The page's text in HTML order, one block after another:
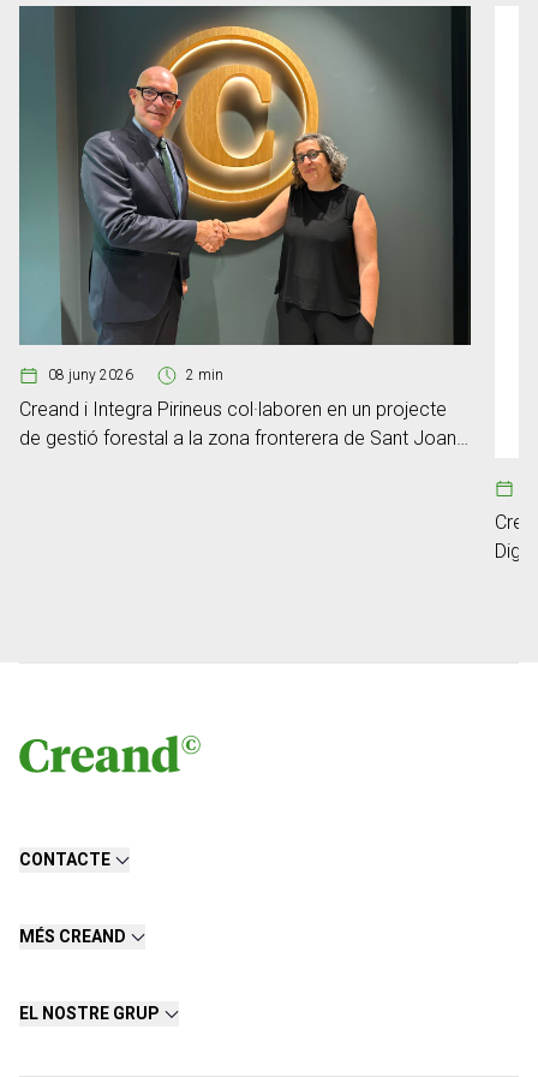
08 juny 2026 2 min
Creand i Integra Pirineus col·laboren en un projecte
de gestió forestal a la zona fronterera de Sant Joan
CONTACTE
MÉS CREAND
EL NOSTRE GRUP